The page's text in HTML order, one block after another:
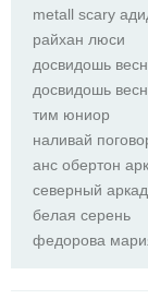
metall scary
райхан люси
досвидошь
досвидошь
тим юниор
наливай
анс обертон
северный
белая серень
федорова